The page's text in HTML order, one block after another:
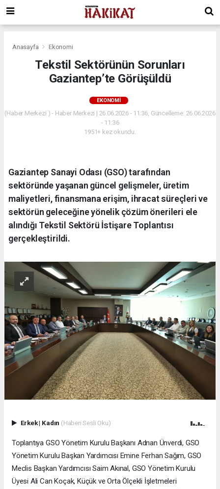
Anasayfa Ekonomi
Tekstil Sektörünün Sorunları
Gaziantep’te Görüşüldü
EKONOMI
(Haber Merkezi ) - Haber Merkezi | 26.06.2026 - 11:36, Güncelleme: 26.06.2026
- 11:36
1951+ kez okundu.
Gaziantep Sanayi Odası (GSO) tarafından
sektöründe yaşanan güncel gelişmeler, üretim
maliyetleri, finansmana erişim, ihracat süreçleri ve
sektörün geleceğine yönelik çözüm önerileri ele
alındığı Tekstil Sektörü İstişare Toplantısı
gerçekleştirildi.
Erkek| Kadın (Haberi Sesli Oku)
Toplantıya GSO Yönetim Kurulu Başkanı Adnan Ünverdi, GSO
Yönetim Kurulu Başkan Yardımcısı Emine Ferhan Sağım, GSO
Meclis Başkan Yardımcısı Saim Akınal, GSO Yönetim Kurulu
Üyesi Ali Can Koçak, Küçük ve Orta Ölçekli İşletmeleri